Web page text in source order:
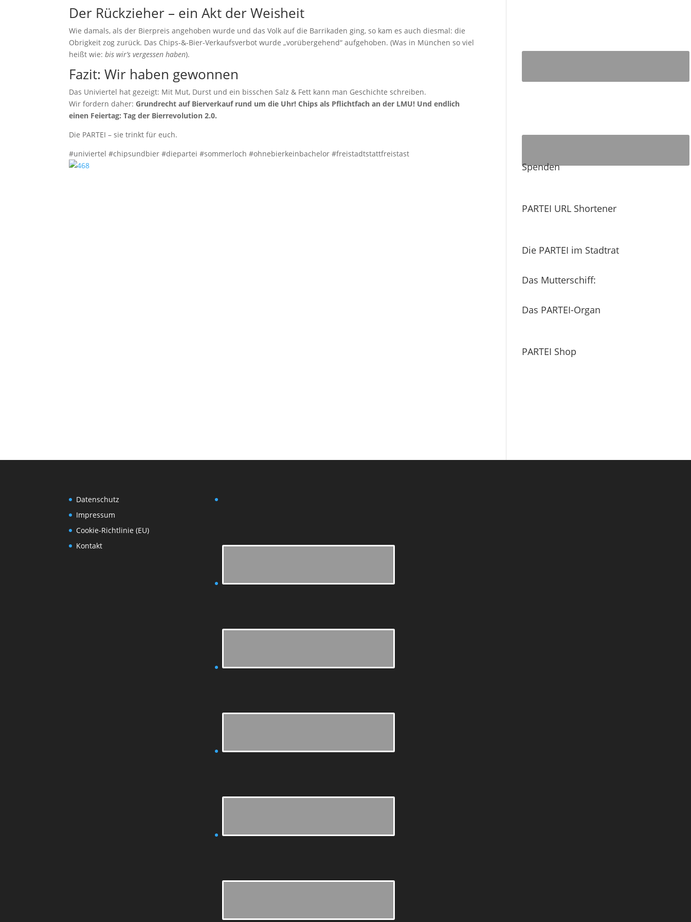
Der Rückzieher – ein Akt der Weisheit
Wie damals, als der Bierpreis angehoben wurde und das Volk auf die Barrikaden ging, so kam es auch diesmal: die
Obrigkeit zog zurück. Das Chips-&-Bier-Verkaufsverbot wurde „vorübergehend“ aufgehoben. (Was in München so viel
heißt wie:bis wir’s vergessen haben).
Fazit: Wir haben gewonnen
Das Univiertel hat gezeigt: Mit Mut, Durst und ein bisschen Salz & Fett kann man Geschichte schreiben.
Wir fordern daher:Grundrecht auf Bierverkauf rund um die Uhr! Chips als Pflichtfach an der LMU! Und endlich
einen Feiertag: Tag der Bierrevolution 2.0.
Die PARTEI – sie trinkt für euch.
#univiertel #chipsundbier #diepartei #sommerloch #ohnebierkeinbachelor #freistadtstattfreistast
Spenden
PARTEI URL Shortener
Die PARTEI im Stadtrat
Das Mutterschiff:
Das PARTEI-Organ
PARTEI Shop
Datenschutz
Impressum
Cookie-Richtlinie (EU)
Kontakt